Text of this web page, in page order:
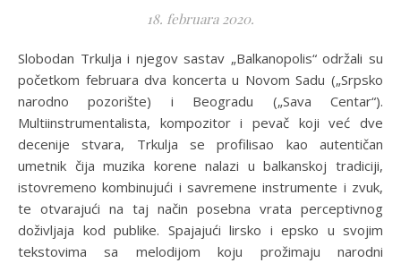
18. februara 2020.
Slobodan Trkulja i njegov sastav „Balkanopolis“ održali su
početkom februara dva koncerta u Novom Sadu („Srpsko
narodno pozorište) i Beogradu („Sava Centar“).
Multiinstrumentalista, kompozitor i pevač koji već dve
decenije stvara, Trkulja se profilisao kao autentičan
umetnik čija muzika korene nalazi u balkanskoj tradiciji,
istovremeno kombinujući i savremene instrumente i zvuk,
te otvarajući na taj način posebna vrata perceptivnog
doživljaja kod publike. Spajajući lirsko i epsko u svojim
tekstovima sa melodijom koju prožimaju narodni